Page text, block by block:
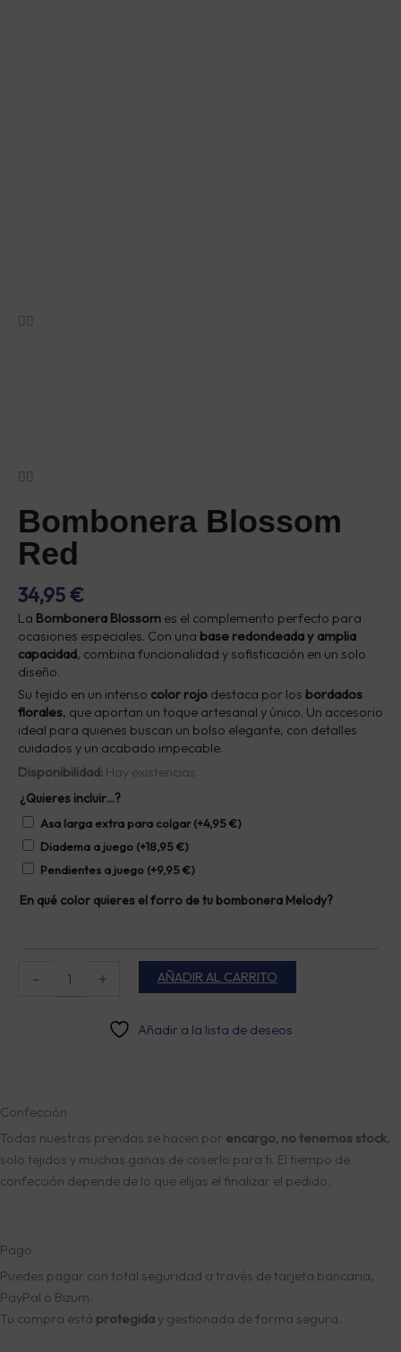
Bombonera Blossom
Red
34,95€
La Bombonera Blossom es el complemento perfecto para
ocasiones especiales. Con una base redondeada y amplia
capacidad, combina funcionalidad y sofisticación en un solo
diseño.
Su tejido en un intenso color rojo destaca por los bordados
florales, que aportan un toque artesanal y único. Un accesorio
ideal para quienes buscan un bolso elegante, con detalles
cuidados y un acabado impecable.
Disponibilidad: Hay existencias
¿Quieres incluir…?
Asa larga extra para colgar(+4,95€)
Diadema a juego (+18,95€)
Pendientes a juego (+9,95€)
En qué color quieres el forro de tu bombonera Melody?
-
Bombonera
Red
cantidad
+ AÑADIR AL CARRITO
Añadir a la lista de deseos
Confección
Todas nuestras prendas se hacen por encargo, no tenemos stock,
solo tejidos y muchas ganas de coserlo para ti. El tiempo de
confección depende de lo que elijas el finalizar el pedido.
Pago
Puedes pagar con total seguridad a través de tarjeta bancaria,
PayPal o Bizum.
Tu compra está protegida y gestionada de forma segura.